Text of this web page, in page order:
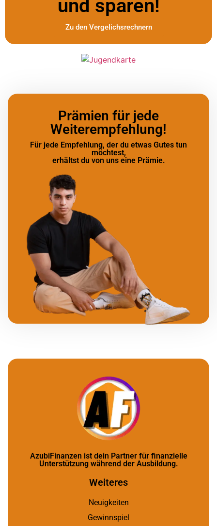
und sparen!
Zu den Vergelichsrechnern
Prämien für jede
Weiterempfehlung!
Für jede Empfehlung, der du etwas Gutes tun
möchtest,
erhältst du von uns eine Prämie.
AzubiFinanzen ist dein Partner für finanzielle
Unterstützung während der Ausbildung.
Weiteres
Neuigkeiten
Gewinnspiel